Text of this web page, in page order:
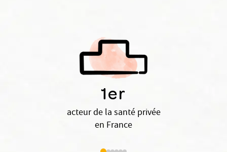
1er
acteur de la santé privée
en France